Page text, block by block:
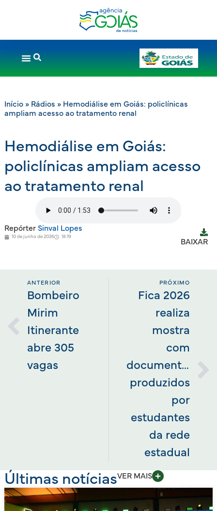
Início» Rádios » Hemodiálise em Goiás: policlínicas
ampliam acesso ao tratamento renal
Hemodiálise em Goiás:
policlínicas ampliam acesso
ao tratamento renal
RepórterSinval Lopes
10 de junho de 2026 18:19
BAIXAR
ANTERIOR
Bombeiro
Mirim
Itinerante
abre 305
vagas
PRÓXIMO
Fica 2026
realiza
mostra
com
documentários
produzidos
por
estudantes
da rede
estadual
Últimas notíciasVER MAIS